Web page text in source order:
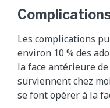
Les complications
environ 10 % des
la face antérieure
surviennent chez
se font opérer à la